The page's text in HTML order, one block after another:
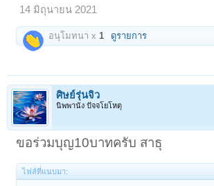
14 มิถุนายน 2021
อนุโมทนา x 1 ดูรายการ
ศิษย์รุ่นจิ๋ว
นิพพานัง ปัจจโยโหตุ
ขอร่วมบุญ10บาทครับ สาธุ
ไฟล์ที่แนบมา: